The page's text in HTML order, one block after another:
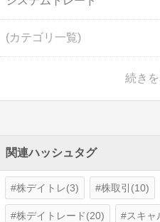
(カテゴリ一覧)
続き
関連ハッシュタグ
株デイトレ(3) 株取引(10)
株デイトレード(20) スキャ